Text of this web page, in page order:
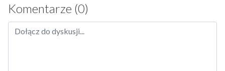
Komentarze (0)